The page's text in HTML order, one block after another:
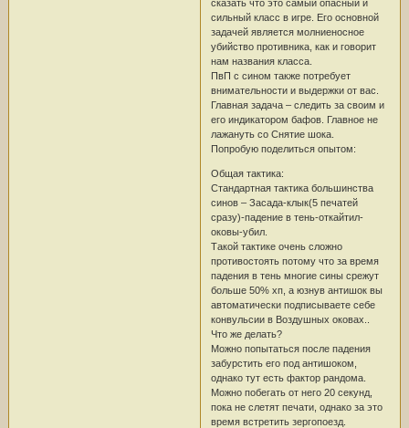
сказать что это самый опасный и
сильный класс в игре. Его основной
задачей является молниеносное
убийство противника, как и говорит
нам названия класса.
ПвП с сином также потребует
внимательности и выдержки от вас.
Главная задача – следить за своим и
его индикатором бафов. Главное не
лажануть со Снятие шока.
Попробую поделиться опытом:
Общая тактика:
Стандартная тактика большинства
синов – Засада-клык(5 печатей
сразу)-падение в тень-откайтил-
оковы-убил.
Такой тактике очень сложно
противостоять потому что за время
падения в тень многие сины срежут
больше 50% хп, а юзнув антишок вы
автоматически подписываете себе
конвульсии в Воздушных оковах..
Что же делать?
Можно попытаться после падения
забурстить его под антишоком,
однако тут есть фактор рандома.
Можно побегать от него 20 секунд,
пока не слетят печати, однако за это
время встретить зергопоезд.